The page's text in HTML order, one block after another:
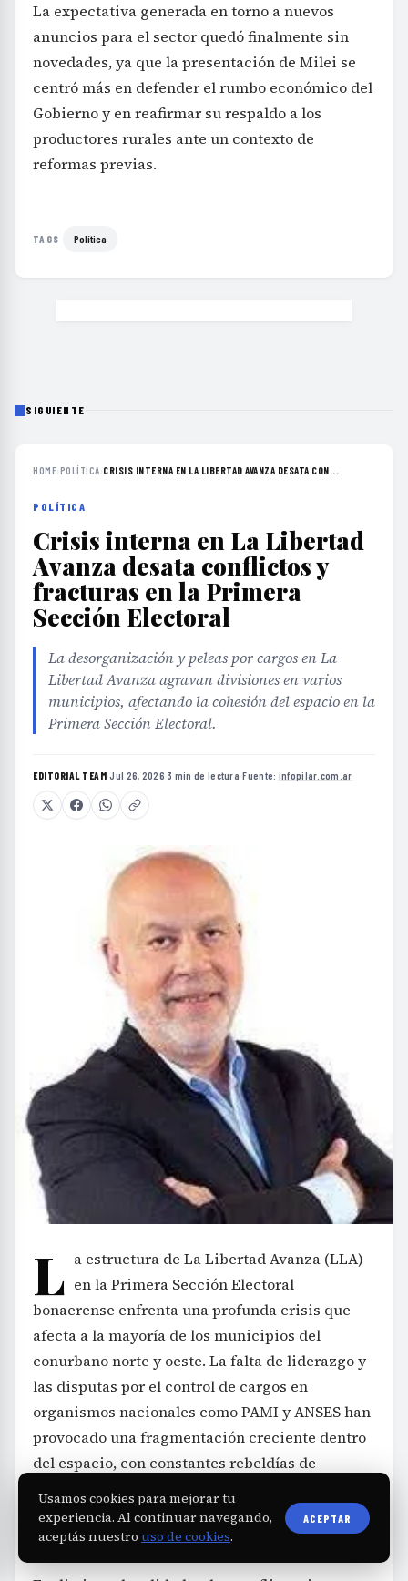
La expectativa generada en torno a nuevos
anuncios para el sector quedó finalmente sin
novedades, ya que la presentación de Milei se
centró más en defender el rumbo económico del
Gobierno y en reafirmar su respaldo a los
productores rurales ante un contexto de
reformas previas.
TAGS Política
SIGUIENTE
HOME›POLÍTICA›CRISIS INTERNA EN LA LIBERTAD AVANZA DESATA CON...
POLÍTICA
Crisis interna en La Libertad
Avanza desata conflictos y
fracturas en la Primera
Sección Electoral
La desorganización y peleas por cargos en La
Libertad Avanza agravan divisiones en varios
municipios, afectando la cohesión del espacio en la
Primera Sección Electoral.
EDITORIAL TEAM·Jul 26, 2026·3 min de lectura·Fuente: infopilar.com.ar
L a estructura de La Libertad Avanza (LLA)
en la Primera Sección Electoral
bonaerense enfrenta una profunda crisis que
afecta a la mayoría de los municipios del
conurbano norte y oeste. La falta de liderazgo y
las disputas por el control de cargos en
organismos nacionales como PAMI y ANSES han
provocado una fragmentación creciente dentro
del espacio, con constantes rebeldías de
concejales y militantes contra la dirigencia
centralizada por Sebastián Pareja y Luciano
Olivera.
Usamos cookies para mejorar tu
experiencia. Al continuar navegando,
aceptás nuestro uso de cookies.
ACEPTAR